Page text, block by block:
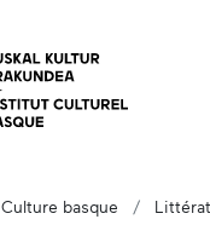
Culture basque